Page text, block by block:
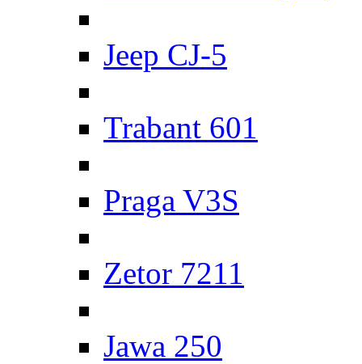
Jeep CJ-5
Trabant 601
Praga V3S
Zetor 7211
Jawa 250